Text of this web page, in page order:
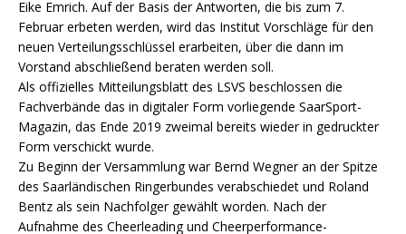
Eike Emrich. Auf der Basis der Antworten, die bis zum 7.
Februar erbeten werden, wird das Institut Vorschläge für den
neuen Verteilungsschlüssel erarbeiten, über die dann im
Vorstand abschließend beraten werden soll.
Als offizielles Mitteilungsblatt des LSVS beschlossen die
Fachverbände das in digitaler Form vorliegende SaarSport-
Magazin, das Ende 2019 zweimal bereits wieder in gedruckter
Form verschickt wurde.
Zu Beginn der Versammlung war Bernd Wegner an der Spitze
des Saarländischen Ringerbundes verabschiedet und Roland
Bentz als sein Nachfolger gewählt worden. Nach der
Aufnahme des Cheerleading und Cheerperformance-